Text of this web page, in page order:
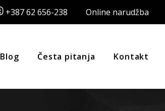
+387 62 656-238 Online narudžba
Blog Česta pitanja Kontakt